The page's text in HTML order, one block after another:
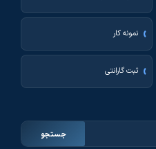
نمونه کار
ثبت گارانتی
جستجو